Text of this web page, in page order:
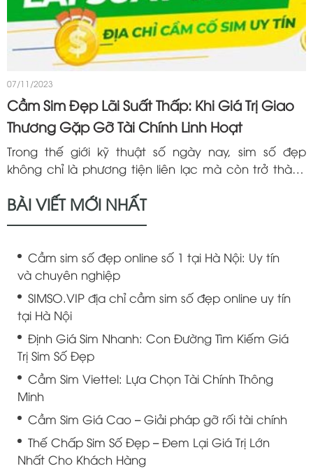
07/11/2023
Cầm Sim Đẹp Lãi Suất Thấp: Khi Giá Trị Giao
Thương Gặp Gỡ Tài Chính Linh Hoạt
Trong thế giới kỹ thuật số ngày nay, sim số đẹp
không chỉ là phương tiện liên lạc mà còn trở thành
chúng ta cũng có đủ...
BÀI VIẾT MỚI NHẤT
Cầm sim số đẹp online số 1 tại Hà Nội: Uy tín
và chuyên nghiệp
SIMSO.VIP địa chỉ cầm sim số đẹp online uy tín
tại Hà Nội
Định Giá Sim Nhanh: Con Đường Tìm Kiếm Giá
Trị Sim Số Đẹp
Cầm Sim Viettel: Lựa Chọn Tài Chính Thông
Minh
Cầm Sim Giá Cao – Giải pháp gỡ rối tài chính
Thế Chấp Sim Số Đẹp – Đem Lại Giá Trị Lớn
Nhất Cho Khách Hàng